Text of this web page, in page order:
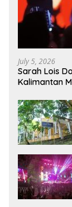
July 5, 2026
Sarah Lois
Kalimantan